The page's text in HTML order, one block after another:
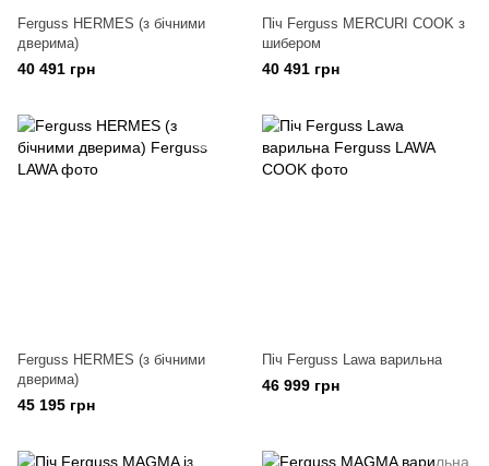
Ferguss HERMES (з бічними
дверима)
40 491 грн
Піч Ferguss MERCURI COOK з
шибером
40 491 грн
Ferguss HERMES (з бічними
дверима)
45 195 грн
Піч Ferguss Lawa варильна
46 999 грн